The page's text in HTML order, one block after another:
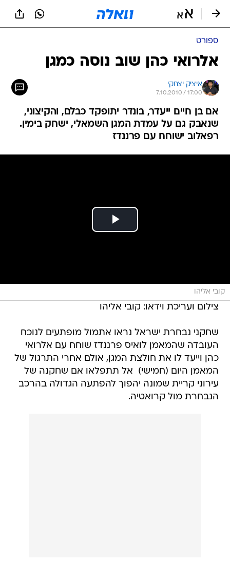
ספורט
אלרואי כהן שוב נוסה כמגן
איציק יצחקי
7.10.2010 / 17:00
אם בן חיים ייעדר, בונדר יתופקד כבלם, והקיצוני,
שנאבק גם על עמדת המגן השמאלי, ישחק בימין.
רפאלוב ישוחח עם פרננדז
קובי אליהו
צילום ועריכת וידאו: קובי אליהו
שחקני נבחרת ישראל נראו אתמול מופתעים לנוכח
העובדה שהמאמן לואיס פרננדז שוחח עם אלרואי
כהן וייעד לו את חולצת המגן, אולם אחרי התרגול של
המאמן היום (חמישי)  אל תתפלאו אם שחקנה של
עירוני קריית שמונה יהפוך להפתעה הגדולה בהרכב
הנבחרת מול קרואטיה.